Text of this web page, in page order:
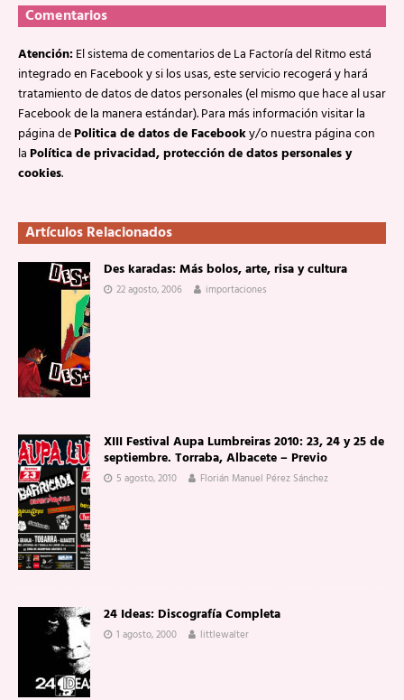
Comentarios
Atención:El sistema de comentarios de La Factoría del Ritmo está
integrado en Facebook y si los usas, este servicio recogerá y hará
tratamiento de datos de datos personales (el mismo que hace al usar
Facebook de la manera estándar). Para más información visitar la
página dePolitica de datos de Facebooky/o nuestra página con
laPolítica de privacidad, protección de datos personales y
cookies.
Artículos Relacionados
Des karadas: Más bolos, arte, risa y cultura
22 agosto, 2006 importaciones
XIII Festival Aupa Lumbreiras 2010: 23, 24 y 25 de
septiembre. Torraba, Albacete – Previo
5 agosto, 2010 Florián Manuel Pérez Sánchez
24 Ideas: Discografía Completa
1 agosto, 2000 littlewalter